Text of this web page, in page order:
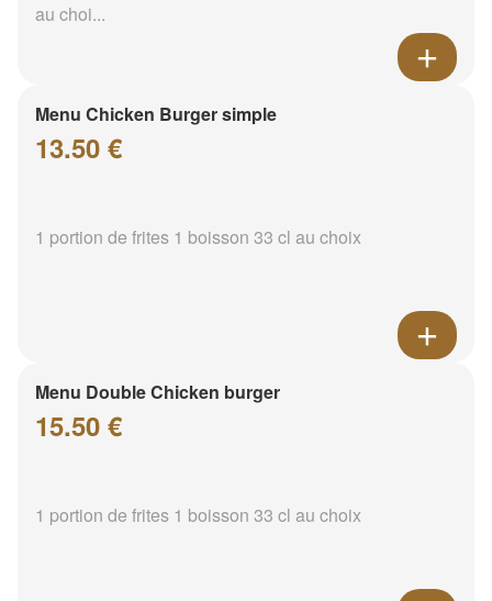
au choi...
Menu Chicken Burger simple
13.50 €
1 portion de frites 1 boisson 33 cl au choix
Menu Double Chicken burger
15.50 €
1 portion de frites 1 boisson 33 cl au choix